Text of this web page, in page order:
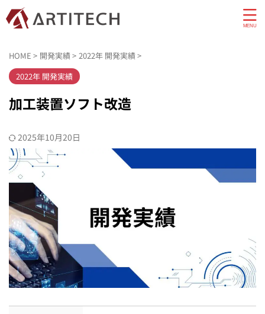
HOME > 開発実績> 2022年 開発実績>
2022年 開発実績
加工装置ソフト改造
2025年10月20日